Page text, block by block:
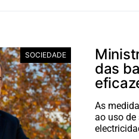
SOCIEDADE
das
As
ao uso de